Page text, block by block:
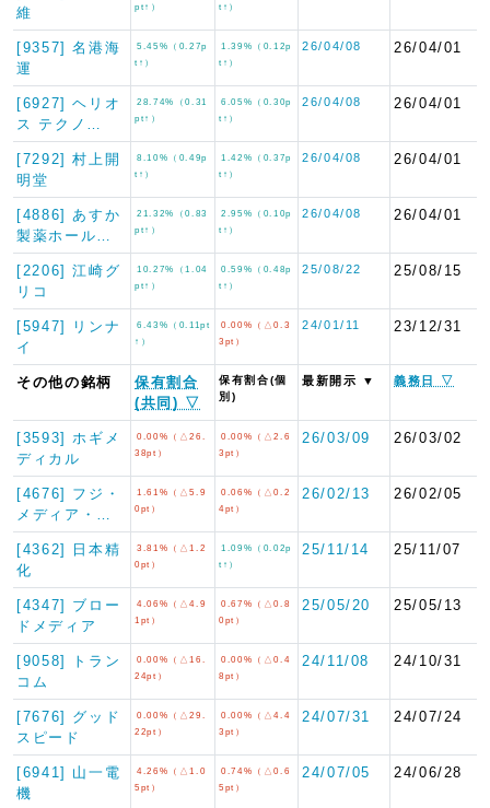
維
pt↑）
t↑）
[9357] 名港海
運
5.45%（0.27p
t↑）
1.39%（0.12p
t↑）
26/04/08 26/04/01
[6927] ヘリオ
ス テクノ…
28.74%（0.31
pt↑）
6.05%（0.30p
t↑）
26/04/08 26/04/01
[7292] 村上開
明堂
8.10%（0.49p
t↑）
1.42%（0.37p
t↑）
26/04/08 26/04/01
[4886] あすか
製薬ホール…
21.32%（0.83
pt↑）
2.95%（0.10p
t↑）
26/04/08 26/04/01
[2206] 江崎グ
リコ
10.27%（1.04
pt↑）
0.59%（0.48p
t↑）
25/08/22 25/08/15
[5947] リンナ
イ
6.43%（0.11pt
↑）
0.00%（△0.3
3pt）
24/01/11 23/12/31
その他の銘柄
保有割合
(共同) ▽
保有割合(個
別)
最新開示 ▼ 義務日 ▽
[3593] ホギメ
ディカル
0.00%（△26.
38pt）
0.00%（△2.6
3pt）
26/03/09 26/03/02
[4676] フジ・
メディア・…
1.61%（△5.9
0pt）
0.06%（△0.2
4pt）
26/02/13 26/02/05
[4362] 日本精
化
3.81%（△1.2
0pt）
1.09%（0.02p
t↑）
25/11/14 25/11/07
[4347] ブロー
ドメディア
4.06%（△4.9
1pt）
0.67%（△0.8
0pt）
25/05/20 25/05/13
[9058] トラン
コム
0.00%（△16.
24pt）
0.00%（△0.4
8pt）
24/11/08 24/10/31
[7676] グッド
スピード
0.00%（△29.
22pt）
0.00%（△4.4
3pt）
24/07/31 24/07/24
[6941] 山一電
機
4.26%（△1.0
5pt）
0.74%（△0.6
5pt）
24/07/05 24/06/28